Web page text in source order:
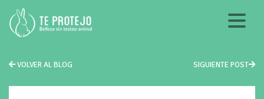
VOLVER AL BLOG SIGUIENTE POST